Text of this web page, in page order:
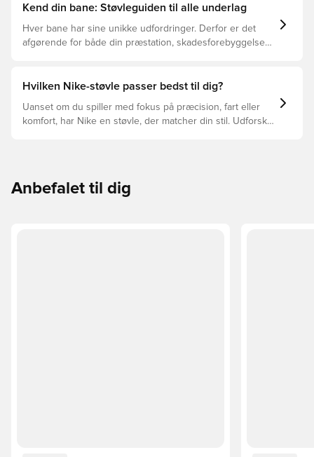
Kend din bane: Støvleguiden til alle underlag
Hver bane har sine unikke udfordringer. Derfor er det
afgørende for både din præstation, skadesforebyggelse
støvler der er det bedste valg til de forskellige typer
Hvilken Nike-støvle passer bedst til dig?
Uanset om du spiller med fokus på præcision, fart eller
komfort, har Nike en støvle, der matcher din stil. Udforsk
Anbefalet til dig